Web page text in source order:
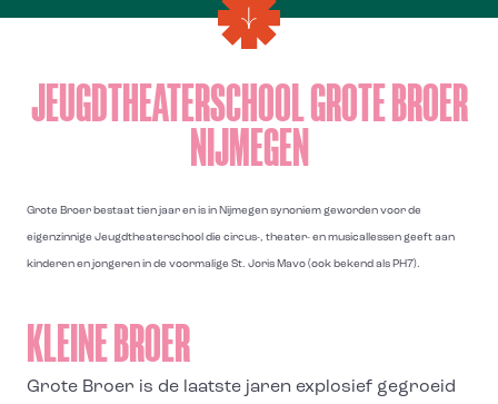
JEUGDTHEATERSCHOOL GROTE BROER
NIJMEGEN
Grote Broer bestaat tien jaar en is in Nijmegen synoniem geworden voor de
eigenzinnige Jeugdtheaterschool die circus-, theater- en musicallessen geeft aan
kinderen en jongeren in de voormalige St. Joris Mavo (ook bekend als PH7).
KLEINE BROER
Grote Broer is de laatste jaren explosief gegroeid